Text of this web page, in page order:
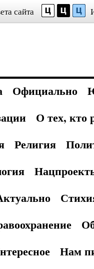
сайта
Официально
О тех, кто
Религия
Нам